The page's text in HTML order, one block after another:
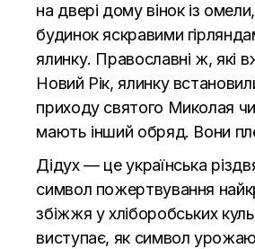
на двері дому вінок із
будинок яскравими
ялинку. Православні ж, які
Новий Рік, ялинку
приходу святого Миколая
мають інший обряд. Вони
Дідух — це українська
символ пожертвування
збіжжя у хліборобських
виступає, як символ